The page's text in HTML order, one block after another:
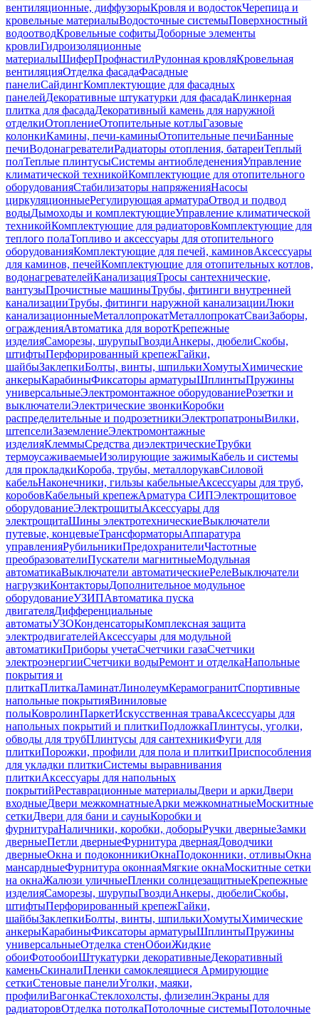
вентиляционные, диффузорыКровля и водостокЧерепица и
кровельные материалыВодосточные системыПоверхностный
водоотводКровельные софитыДоборные элементы
кровлиГидроизоляционные
материалыШиферПрофнастилРулонная кровляКровельная
вентиляцияОтделка фасадаФасадные
панелиСайдингКомплектующие для фасадных
панелейДекоративные штукатурки для фасадаКлинкерная
плитка для фасадаДекоративный камень для наружной
отделкиОтоплениеОтопительные котлыГазовые
колонкиКамины, печи-каминыОтопительные печиБанные
печиВодонагревателиРадиаторы отопления, батареиТеплый
полТеплые плинтусыСистемы антиобледененияУправление
климатической техникойКомплектующие для отопительного
оборудованияСтабилизаторы напряженияНасосы
циркуляционныеРегулирующая арматураОтвод и подвод
водыДымоходы и комплектующиеУправление климатической
техникойКомплектующие для радиаторовКомплектующие для
теплого полаТопливо и аксессуары для отопительного
оборудованияКомплектующие для печей, каминовАксессуары
для каминов, печейКомплектующие для отопительных котлов,
водонагревателейКанализацияТросы сантехнические,
вантузыПрочистные машиныТрубы, фитинги внутренней
канализацииТрубы, фитинги наружной канализацииЛюки
канализационныеМеталлопрокатМеталлопрокатСваиЗаборы,
огражденияАвтоматика для воротКрепежные
изделияСаморезы, шурупыГвоздиАнкеры, дюбелиСкобы,
штифтыПерфорированный крепежГайки,
шайбыЗаклепкиБолты, винты, шпилькиХомутыХимические
анкерыКарабиныФиксаторы арматурыШплинтыПружины
универсальныеЭлектромонтажное оборудованиеРозетки и
выключателиЭлектрические звонкиКоробки
распределительные и подрозетникиЭлектропатроныВилки,
штепселиЗаземлениеЭлектромонтажные
изделияКлеммыСредства диэлектрическиеТрубки
термоусаживаемыеИзолирующие зажимыКабель и системы
для прокладкиКороба, трубы, металлорукавСиловой
кабельНаконечники, гильзы кабельныеАксессуары для труб,
коробовКабельный крепежАрматура СИПЭлектрощитовое
оборудованиеЭлектрощитыАксессуары для
электрощитаШины электротехническиеВыключатели
путевые, концевыеТрансформаторыАппаратура
управленияРубильникиПредохранителиЧастотные
преобразователиПускатели магнитныеМодульная
автоматикаВыключатели автоматическиеРелеВыключатели
нагрузкиКонтакторыДополнительное модульное
оборудованиеУЗИПАвтоматика пуска
двигателяДифференциальные
автоматыУЗОКонденсаторыКомплексная защита
электродвигателейАксессуары для модульной
автоматикиПриборы учетаСчетчики газаСчетчики
электроэнергииСчетчики водыРемонт и отделкаНапольные
покрытия и
плиткаПлиткаЛаминатЛинолеумКерамогранитСпортивные
напольные покрытияВиниловые
полыКовролинПаркетИскусственная траваАксессуары для
напольных покрытий и плиткиПодложкаПлинтусы, уголки,
обводы для трубПлинтусы для сантехникиФуги для
плиткиПорожки, профили для пола и плиткиПриспособления
для укладки плиткиСистемы выравнивания
плиткиАксессуары для напольных
покрытийРеставрационные материалыДвери и аркиДвери
входныеДвери межкомнатныеАрки межкомнатныеМоскитные
сеткиДвери для бани и сауныКоробки и
фурнитураНаличники, коробки, доборыРучки дверныеЗамки
дверныеПетли дверныеФурнитура двернаяДоводчики
дверныеОкна и подоконникиОкнаПодоконники, отливыОкна
мансардныеФурнитура оконнаяМягкие окнаМоскитные сетки
на окнаЖалюзи уличныеПленки солнцезащитныеКрепежные
изделияСаморезы, шурупыГвоздиАнкеры, дюбелиСкобы,
штифтыПерфорированный крепежГайки,
шайбыЗаклепкиБолты, винты, шпилькиХомутыХимические
анкерыКарабиныФиксаторы арматурыШплинтыПружины
универсальныеОтделка стенОбоиЖидкие
обоиФотообоиШтукатурки декоративныеДекоративный
каменьСкиналиПленки самоклеящиеся Армирующие
сеткиСтеновые панелиУголки, маяки,
профилиВагонкаСтеклохолсты, флизелинЭкраны для
радиаторовОтделка потолкаПотолочные системыПотолочные